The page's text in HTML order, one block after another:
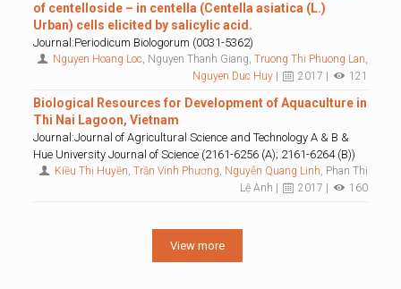
of centelloside – in centella (Centella asiatica (L.)
Urban) cells elicited by salicylic acid.
Journal:Periodicum Biologorum (0031-5362)
Nguyen Hoang Loc, Nguyen Thanh Giang,Truong Thi Phuong Lan,
Nguyen Duc Huy| 2017 | 121
Biological Resources for Development of Aquaculture in
Thi Nai Lagoon, Vietnam
Journal:Journal of Agricultural Science and Technology A & B &
Hue University Journal of Science (2161-6256 (A); 2161-6264 (B))
Kiều Thị Huyền,Trần Vinh Phương, Nguyễn Quang Linh, Phan Thị
Lệ Anh |
2017 | 160
View more